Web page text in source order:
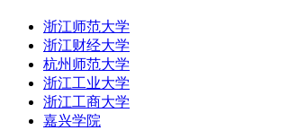
浙江师范大学
浙江财经大学
杭州师范大学
浙江工业大学
浙江工商大学
嘉兴学院